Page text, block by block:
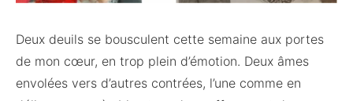
Deux deuils se bousculent cette semaine aux portes
de mon cœur, en trop plein d’émotion. Deux âmes
envolées vers d’autres contrées, l’une comme en